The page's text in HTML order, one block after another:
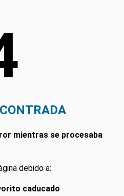
mientras se procesaba
debido a:
caducado